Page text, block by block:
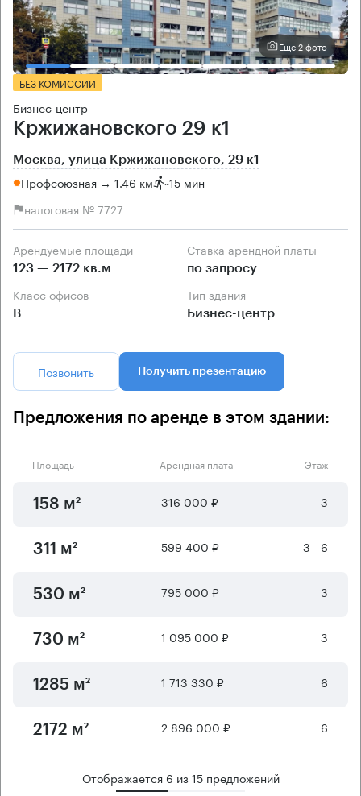
Еще 2 фото
БЕЗ КОМИССИИ
Бизнес-центр
Кржижановского 29 к1
Москва, улица Кржижановского, 29 к1
Профсоюзная → 1.46 км ~15 мин
налоговая № 7727
Арендуемые площади
123 — 2172 кв.м
Ставка арендной платы
по запросу
Класс офисов
B
Тип здания
Бизнес-центр
Позвонить Получить презентацию
Предложения по аренде в этом здании:
Площадь Арендная плата Этаж
158 м² 316 000 ₽ 3
311 м² 599 400 ₽ 3 - 6
530 м² 795 000 ₽ 3
730 м² 1 095 000 ₽ 3
1285 м² 1 713 330 ₽ 6
2172 м² 2 896 000 ₽ 6
Отображается 6 из15предложений